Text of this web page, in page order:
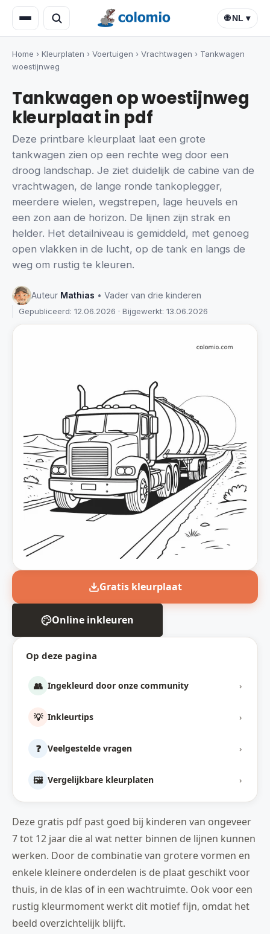
🌐 NL ▾
Home › Kleurplaten › Voertuigen › Vrachtwagen › Tankwagen
woestijnweg
Tankwagen op woestijnweg
kleurplaat in pdf
Deze printbare kleurplaat laat een grote
tankwagen zien op een rechte weg door een
droog landschap. Je ziet duidelijk de cabine van de
vrachtwagen, de lange ronde tankoplegger,
meerdere wielen, wegstrepen, lage heuvels en
een zon aan de horizon. De lijnen zijn strak en
helder. Het detailniveau is gemiddeld, met genoeg
open vlakken in de lucht, op de tank en langs de
weg om rustig te kleuren.
Auteur Mathias • Vader van drie kinderen
Gepubliceerd: 12.06.2026 · Bijgewerkt: 13.06.2026
Op deze pagina
👥 Ingekleurd door onze community ›
💡 Inkleurtips ›
❓ Veelgestelde vragen ›
🖼️ Vergelijkbare kleurplaten ›
Gratis kleurplaat
Online inkleuren
Deze gratis pdf past goed bij kinderen van ongeveer
7 tot 12 jaar die al wat netter binnen de lijnen kunnen
werken. Door de combinatie van grotere vormen en
enkele kleinere onderdelen is de plaat geschikt voor
thuis, in de klas of in een wachtruimte. Ook voor een
rustig kleurmoment werkt dit motief fijn, omdat het
beeld overzichtelijk blijft.